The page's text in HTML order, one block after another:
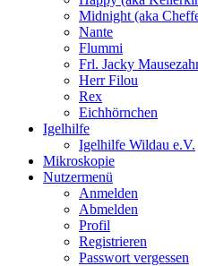
Midnight (aka
Nante
Flummi
Frl. Jacky
Herr Filou
Rex
Eichhörnchen
Igelhilfe
Igelhilfe Wildau e.V.
Mikroskopie
Nutzermenü
Anmelden
Abmelden
Profil
Registrieren
Passwort vergessen